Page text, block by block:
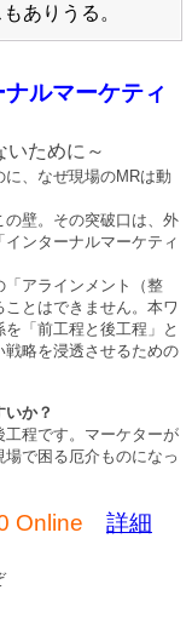
ありうる。
ルマーケティ
いために～
に、なぜ現場のMRは動
壁。その突破口は、外
ンターナルマーケティ
「アラインメント（整
とはできません。本ワ
「前工程と後工程」と
略を浸透させるための
か？
程です。マーケターが
で困る厄介ものになっ
Online 詳細